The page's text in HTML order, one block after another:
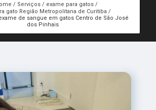
Serviços
exame para gatos
gato Região Metropolitana de Curitiba
de sangue em gatos Centro de São José
dos Pinhais